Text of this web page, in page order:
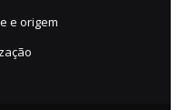
e origem